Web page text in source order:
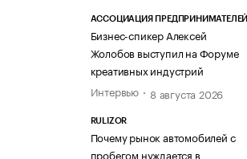
АССОЦИАЦИЯ ПРЕДПРИНИМАТЕЛЕЙ
Бизнес-спикер Алексей
Жолобов выступил на Форуме
креативных индустрий
Интервью
8 августа 2026
RULIZOR
Почему рынок автомобилей с
пробегом нуждается в